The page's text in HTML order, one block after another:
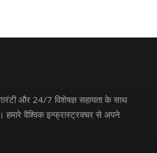
और 24/7 विशेषज्ञ सहायता के साथ
हमारे वैश्विक इन्फ्रास्ट्रक्चर से अपने